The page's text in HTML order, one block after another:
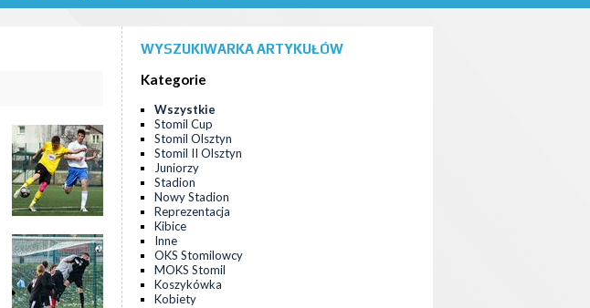
WYSZUKIWARKA ARTYKUŁÓW
Kategorie
Wszystkie
Stomil Cup
Stomil Olsztyn
Stomil II Olsztyn
Juniorzy
Stadion
Nowy Stadion
Reprezentacja
Kibice
Inne
OKS Stomilowcy
MOKS Stomil
Koszykówka
Kobiety